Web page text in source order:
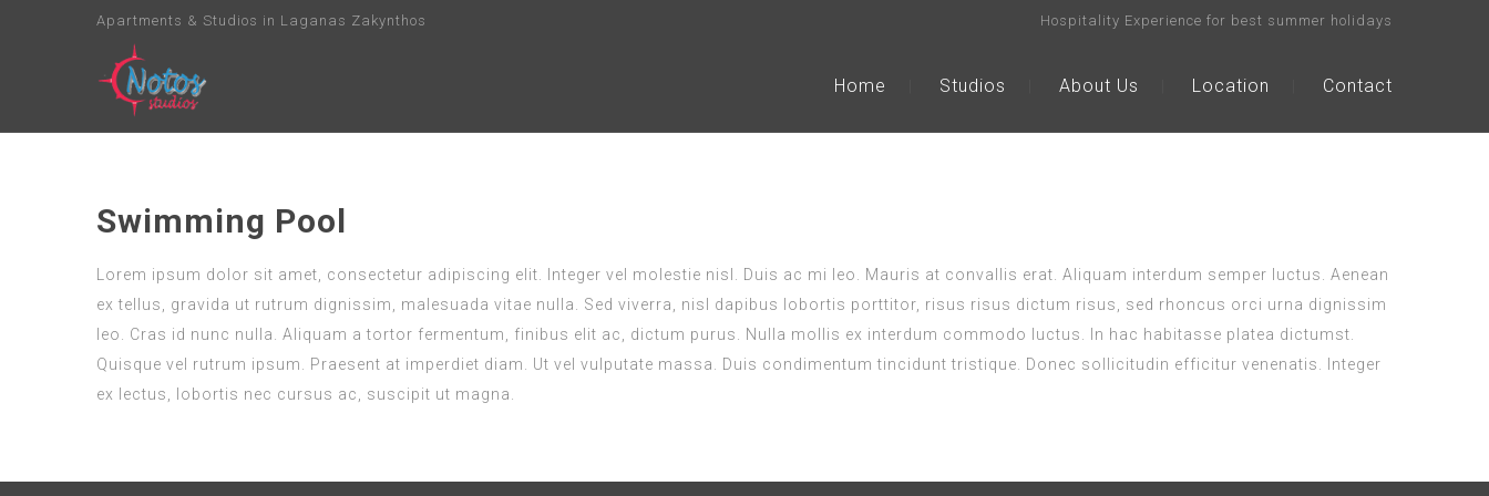
Apartments & Studios in Laganas Zakynthos Hospitality Experience for best summer holidays
Home Studios About Us Location Contact
Swimming Pool
Lorem ipsum dolor sit amet, consectetur adipiscing elit. Integer vel molestie nisl. Duis ac mi leo. Mauris at convallis erat. Aliquam interdum semper luctus. Aenean
ex tellus, gravida ut rutrum dignissim, malesuada vitae nulla. Sed viverra, nisl dapibus lobortis porttitor, risus risus dictum risus, sed rhoncus orci urna dignissim
leo. Cras id nunc nulla. Aliquam a tortor fermentum, finibus elit ac, dictum purus. Nulla mollis ex interdum commodo luctus. In hac habitasse platea dictumst.
Quisque vel rutrum ipsum. Praesent at imperdiet diam. Ut vel vulputate massa. Duis condimentum tincidunt tristique. Donec sollicitudin efficitur venenatis. Integer
ex lectus, lobortis nec cursus ac, suscipit ut magna.